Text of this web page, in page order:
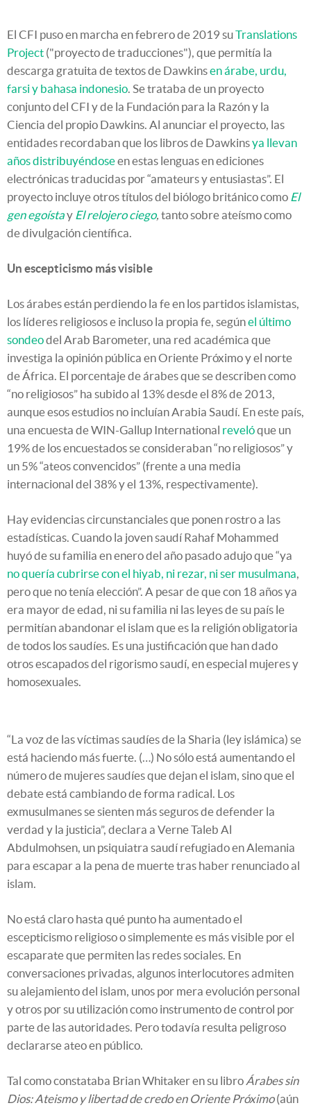
El CFI puso en marcha en febrero de 2019 suTranslations
Project ("proyecto de traducciones"), que permitía la
descarga gratuita de textos de Dawkinsen árabe, urdu,
farsi y bahasa indonesio. Se trataba de un proyecto
conjunto del CFI y de la Fundación para la Razón y la
Ciencia del propio Dawkins. Al anunciar el proyecto, las
entidades recordaban que los libros de Dawkinsya llevan
años distribuyéndoseen estas lenguas en ediciones
electrónicas traducidas por “amateurs y entusiastas”. El
proyecto incluye otros títulos del biólogo británico como El
gen egoístay El relojero ciego, tanto sobre ateísmo como
de divulgación científica.
Un escepticismo más visible
Los árabes están perdiendo la fe en los partidos islamistas,
los líderes religiosos e incluso la propia fe, segúnel último
sondeodel Arab Barometer, una red académica que
investiga la opinión pública en Oriente Próximo y el norte
de África. El porcentaje de árabes que se describen como
“no religiosos” ha subido al 13% desde el 8% de 2013,
aunque esos estudios no incluían Arabia Saudí. En este país,
una encuesta de WIN-Gallup International revelóque un
19% de los encuestados se consideraban “no religiosos” y
un 5% “ateos convencidos” (frente a una media
internacional del 38% y el 13%, respectivamente).
Hay evidencias circunstanciales que ponen rostro a las
estadísticas. Cuando la joven saudí Rahaf Mohammed
huyó de su familia en enero del año pasado adujo que “ya
no quería cubrirse con el hiyab, ni rezar, ni ser musulmana,
pero que no tenía elección”. A pesar de que con 18 años ya
era mayor de edad, ni su familia ni las leyes de su país le
permitían abandonar el islam que es la religión obligatoria
de todos los saudíes. Es una justificación que han dado
otros escapados del rigorismo saudí, en especial mujeres y
homosexuales.
“La voz de las víctimas saudíes de la Sharia (ley islámica) se
está haciendo más fuerte. (…) No sólo está aumentando el
número de mujeres saudíes que dejan el islam, sino que el
debate está cambiando de forma radical. Los
exmusulmanes se sienten más seguros de defender la
verdad y la justicia”, declara a Verne Taleb Al
Abdulmohsen, un psiquiatra saudí refugiado en Alemania
para escapar a la pena de muerte tras haber renunciado al
islam.
No está claro hasta qué punto ha aumentado el
escepticismo religioso o simplemente es más visible por el
escaparate que permiten las redes sociales. En
conversaciones privadas, algunos interlocutores admiten
su alejamiento del islam, unos por mera evolución personal
y otros por su utilización como instrumento de control por
parte de las autoridades. Pero todavía resulta peligroso
declararse ateo en público.
Tal como constataba Brian Whitaker en su libro Árabes sin
Dios: Ateismo y libertad de credo en Oriente Próximo(aún